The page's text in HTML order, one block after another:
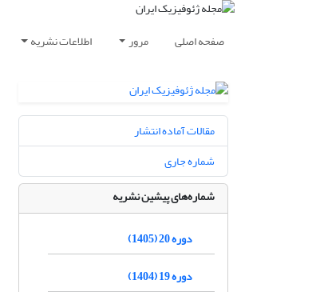
صفحه اصلی مرور اطلاعات نشریه
مقالات آماده انتشار
شماره جاری
شماره‌های پیشین نشریه
دوره 20 (1405)
دوره 19 (1404)